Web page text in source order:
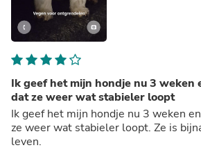
Ik geef het mijn hondje nu 3 weken
dat ze weer wat stabieler loopt
Ik geef het mijn hondje nu 3 weken
ze weer wat stabieler loopt. Ze is
leven.